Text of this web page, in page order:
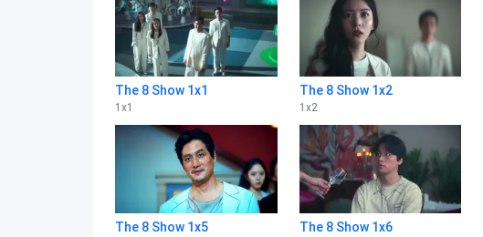
The 8 Show 1x1
1 x1
The 8 Show 1x2
1 x2
The 8 Show 1x5 The 8 Show 1x6